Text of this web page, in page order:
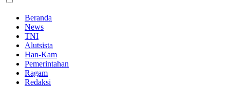
Beranda
News
TNI
Alutsista
Han-Kam
Pemerintahan
Ragam
Redaksi